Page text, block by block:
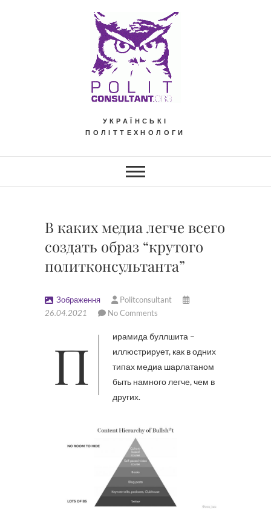
УКРАЇНСЬКІ
ПОЛІТТЕХНОЛОГИ
В каких медиа легче всего
создать образ “крутого
политконсультанта”
Зображення
Politconsultant
26.04.2021
No Comments
Пирамида буллшита –
иллюстрирует, как в одних
типах медиа шарлатаном
быть намного легче, чем в
других.